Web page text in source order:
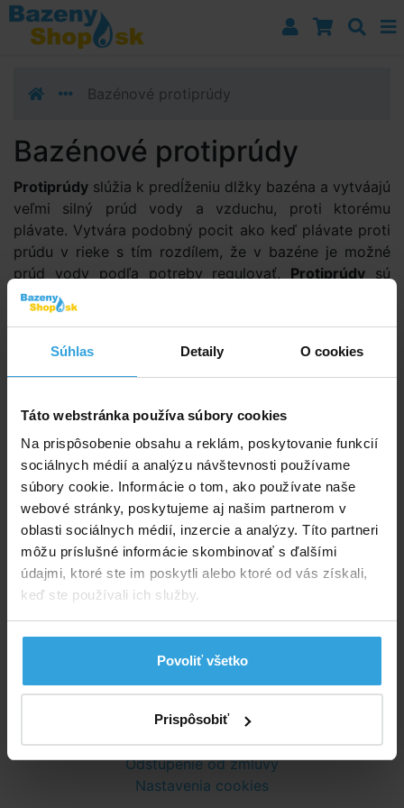
Súhlas Detaily O cookies
Táto webstránka používa súbory cookies
Na prispôsobenie obsahu a reklám, poskytovanie funkcií
sociálnych médií a analýzu návštevnosti používame
súbory cookie. Informácie o tom, ako používate naše
webové stránky, poskytujeme aj našim partnerom v
oblasti sociálnych médií, inzercie a analýzy. Títo partneri
môžu príslušné informácie skombinovať s ďalšími
údajmi, ktoré ste im poskytli alebo ktoré od vás získali,
keď ste používali ich služby.
Povoliť všetko
Prispôsobiť
Prejsť k navigácii
Prejsť na obsah
Prejsť k bočnému stĺpci
Bazénové protiprúdy
Bazénové protiprúdy
Protiprúdy slúžia k predĺženiu dlžky bazéna a vytváajú
veľmi silný prúd vody a vzduchu, proti ktorému
plávate. Vytvára podobný pocit ako keď plávate proti
prúdu v rieke s tím rozdílem, že v bazéne je možné
prúd vody podľa potreby regulovať. Protiprúdy sú
vstavané
príslušenstvo sa dodávajú špeciálne nástavce, ktoré
Vstavané protiprúdy Závesné protiprúdy
Poradíme vám!
info@bazenyshop.sk
02 2057 0035
Všetko o nákupe
Obchodné podmienky
Možnosti dopravy a platby
Reklamácie
Odstúpenie od zmluvy
Nastavenia cookies